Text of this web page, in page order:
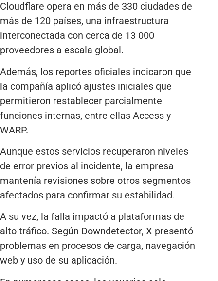
Cloudflare opera en más de 330 ciudades de
más de 120 países, una infraestructura
interconectada con cerca de 13 000
proveedores a escala global.
Además, los reportes oficiales indicaron que
la compañía aplicó ajustes iniciales que
permitieron restablecer parcialmente
funciones internas, entre ellas Access y
WARP.
Aunque estos servicios recuperaron niveles
de error previos al incidente, la empresa
mantenía revisiones sobre otros segmentos
afectados para confirmar su estabilidad.
A su vez, la falla impactó a plataformas de
alto tráfico. Según Downdetector, X presentó
problemas en procesos de carga, navegación
web y uso de su aplicación.